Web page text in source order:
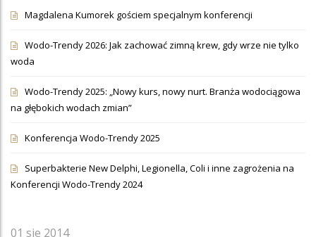
Magdalena Kumorek gościem specjalnym konferencji
Wodo-Trendy 2026: Jak zachować zimną krew, gdy wrze nie tylko
woda
Wodo-Trendy 2025: „Nowy kurs, nowy nurt. Branża wodociągowa
na głębokich wodach zmian”
Konferencja Wodo-Trendy 2025
Superbakterie New Delphi, Legionella, Coli i inne zagrożenia na
Konferencji Wodo-Trendy 2024
01 sie 2014